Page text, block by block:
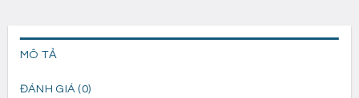
MÔ TẢ
ĐÁNH GIÁ (0)